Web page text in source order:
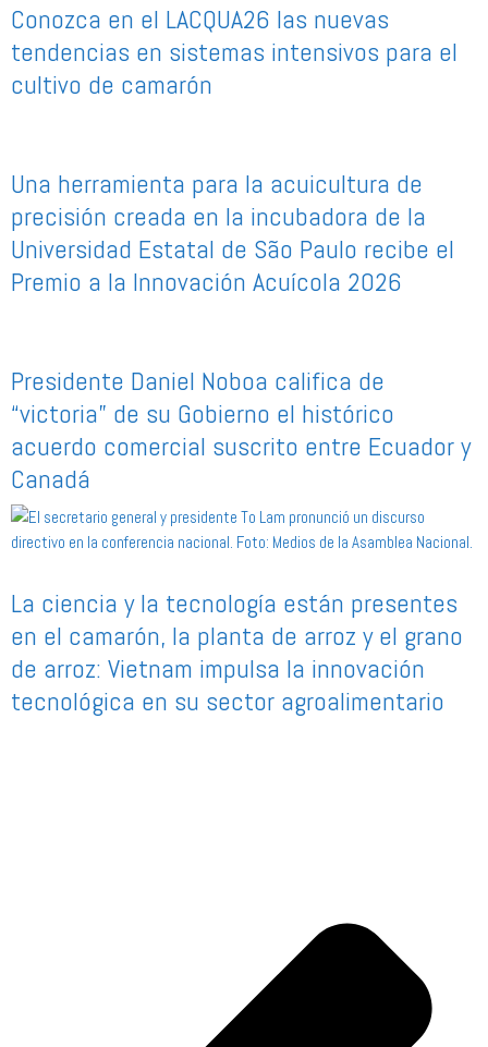
Conozca en el LACQUA26 las nuevas
tendencias en sistemas intensivos para el
cultivo de camarón
Una herramienta para la acuicultura de
precisión creada en la incubadora de la
Universidad Estatal de São Paulo recibe el
Premio a la Innovación Acuícola 2026
Presidente Daniel Noboa califica de
“victoria” de su Gobierno el histórico
acuerdo comercial suscrito entre Ecuador y
Canadá
La ciencia y la tecnología están presentes
en el camarón, la planta de arroz y el grano
de arroz: Vietnam impulsa la innovación
tecnológica en su sector agroalimentario